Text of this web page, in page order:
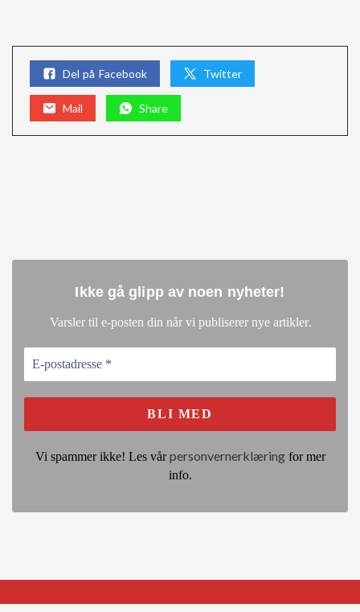
Del på Facebook Twitter
Mail Share
Ikke gå glipp av noen nyheter!
Varsler til e-posten din når vi publiserer nye artikler.
Vi spammer ikke! Les vårpersonvernerklæringfor mer
info.